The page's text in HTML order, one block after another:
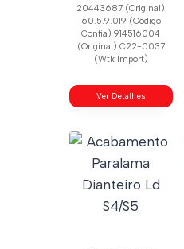
20443687 (Original)
60.5.9.019 (Código
Confia) 914516004
(Original) C22-0037
(Wtk Import)
Ver Detalhes